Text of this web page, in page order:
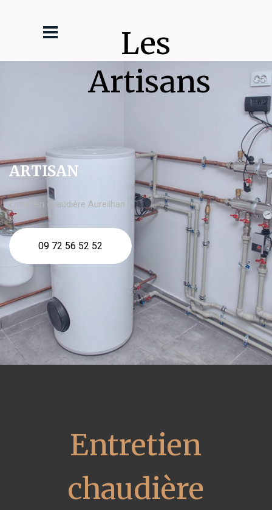
Les
Artisans
ARTISAN
Entretien chaudière Aureilhan
09 72 56 52 52
Entretien
chaudière